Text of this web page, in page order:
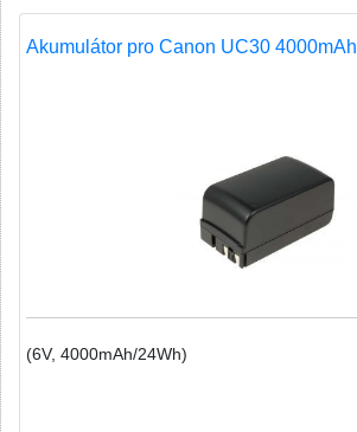
Akumulátor pro Canon UC30 4000mAh
(6V, 4000mAh/24Wh)